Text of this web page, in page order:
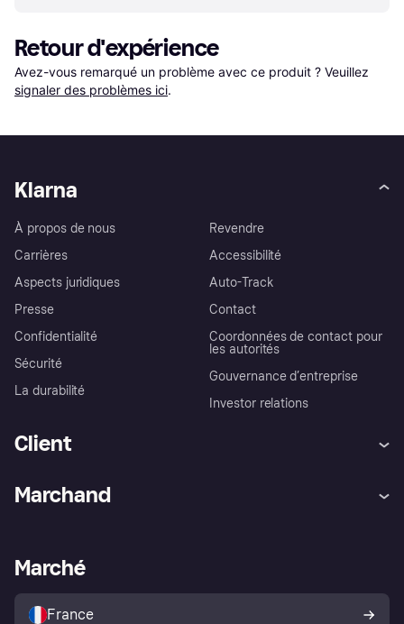
Retour d'expérience
Avez-vous remarqué un problème avec ce produit ? Veuillez
signaler des problèmes ici.
Klarna
À propos de nous
Carrières
Aspects juridiques
Presse
Confidentialité
Sécurité
La durabilité
Revendre
Accessibilité
Auto-Track
Contact
Coordonnées de contact pour
les autorités
Gouvernance d’entreprise
Investor relations
Client
Explorez les magasins
Politique de protection de
l’acheteur Klarna
Marchand
Portail Marchand
Marché
France